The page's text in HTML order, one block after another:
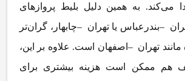
میکند. به همین دلیل بلیط پروازهای
–بندرعباس یا تهران –چابهار، گرانتر
مانند تهران – اصفهان است. علاوه بر این،
هم ممکن است هزینه بیشتری برای